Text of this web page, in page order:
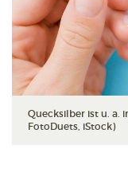
Quecksilber ist u. a.
FotoDuets, iStock)